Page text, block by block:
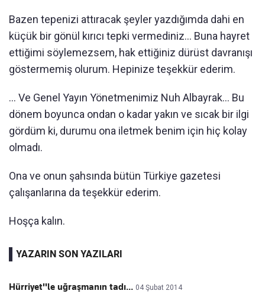
Bazen tepenizi attıracak şeyler yazdığımda dahi en
küçük bir gönül kırıcı tepki vermediniz... Buna hayret
ettiğimi söylemezsem, hak ettiğiniz dürüst davranışı
göstermemiş olurum. Hepinize teşekkür ederim.
... Ve Genel Yayın Yönetmenimiz Nuh Albayrak... Bu
dönem boyunca ondan o kadar yakın ve sıcak bir ilgi
gördüm ki, durumu ona iletmek benim için hiç kolay
olmadı.
Ona ve onun şahsında bütün Türkiye gazetesi
çalışanlarına da teşekkür ederim.
Hoşça kalın.
YAZARIN SON YAZILARI
Hürriyet''le uğraşmanın tadı... 04 Şubat 2014